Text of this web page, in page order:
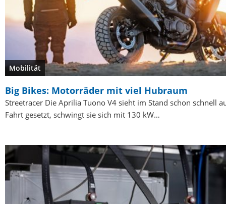
Mobilität
Big Bikes: Motorräder mit viel Hubraum
Streetracer Die Aprilia Tuono V4 sieht im Stand schon schnell
Fahrt gesetzt, schwingt sie sich mit 130 kW…